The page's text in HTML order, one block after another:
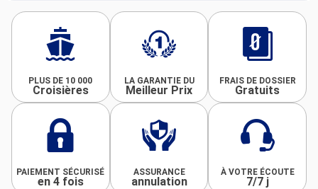
PLUS DE 10 000
Croisières
LA GARANTIE DU
Meilleur Prix
FRAIS DE DOSSIER
Gratuits
PAIEMENT SÉCURISÉ
en 4 fois
ASSURANCE
annulation
À VOTRE ÉCOUTE
7/7 j